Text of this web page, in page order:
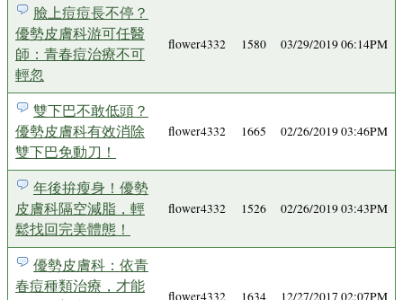
臉上痘痘長不停？
優勢皮膚科游可任醫
師：青春痘治療不可
輕忽
flower4332 1580 03/29/2019 06:14PM
雙下巴不敢低頭？
優勢皮膚科有效消除
雙下巴免動刀！
flower4332 1665 02/26/2019 03:46PM
年後拚瘦身！優勢
皮膚科隔空減脂，輕
鬆找回完美體態！
flower4332 1526 02/26/2019 03:43PM
優勢皮膚科：依青
春痘種類治療，才能
flower4332 1634 12/27/2017 02:07PM